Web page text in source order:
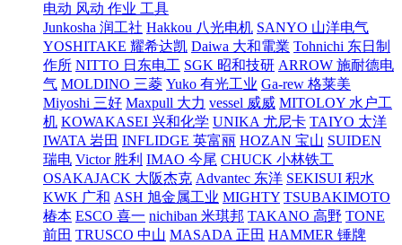
电动 风动 作业 工具
Junkosha 润工社 Hakkou 八光电机 SANYO 山洋电气
YOSHITAKE 耀希达凯 Daiwa 大和電業 Tohnichi 东日制
作所 NITTO 日东电工 SGK 昭和技研 ARROW 施耐德电
气 MOLDINO 三菱 Yuko 有光工业 Ga-rew 格莱美
Miyoshi 三好 Maxpull 大力 vessel 威威 MITOLOY 水户工
机 KOWAKASEI 兴和化学 UNIKA 尤尼卡 TAIYO 太洋
IWATA 岩田 INFLIDGE 英富丽 HOZAN 宝山 SUIDEN
瑞电 Victor 胜利 IMAO 今尾 CHUCK 小林铁工
OSAKAJACK 大阪杰克 Advantec 东洋 SEKISUI 积水
KWK 广和 ASH 旭金属工业 MIGHTY TSUBAKIMOTO
椿本 ESCO 喜一 nichiban 米琪邦 TAKANO 高野 TONE
前田 TRUSCO 中山 MASADA 正田 HAMMER 锤牌